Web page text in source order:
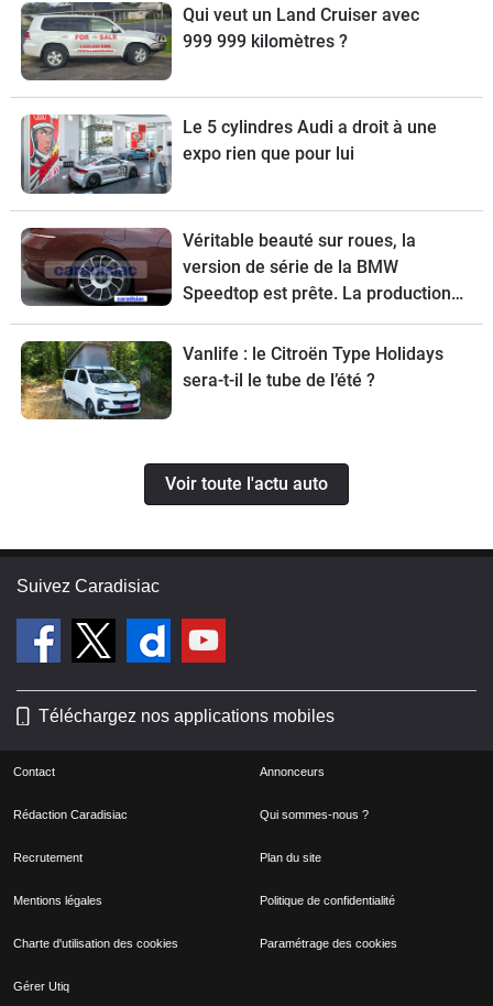
Qui veut un Land Cruiser avec
999 999 kilomètres ?
Le 5 cylindres Audi a droit à une
expo rien que pour lui
Véritable beauté sur roues, la
version de série de la BMW
Speedtop est prête. La production
de ce break de chasse sera limitée à
70 exemplaires.
Vanlife : le Citroën Type Holidays
sera-t-il le tube de l’été ?
Voir toute l'actu auto
Suivez Caradisiac
Téléchargez nos applications mobiles
Contact Annonceurs
Rédaction Caradisiac Qui sommes-nous ?
Recrutement Plan du site
Mentions légales Politique de confidentialité
Charte d'utilisation des cookies Paramétrage des cookies
Gérer Utiq